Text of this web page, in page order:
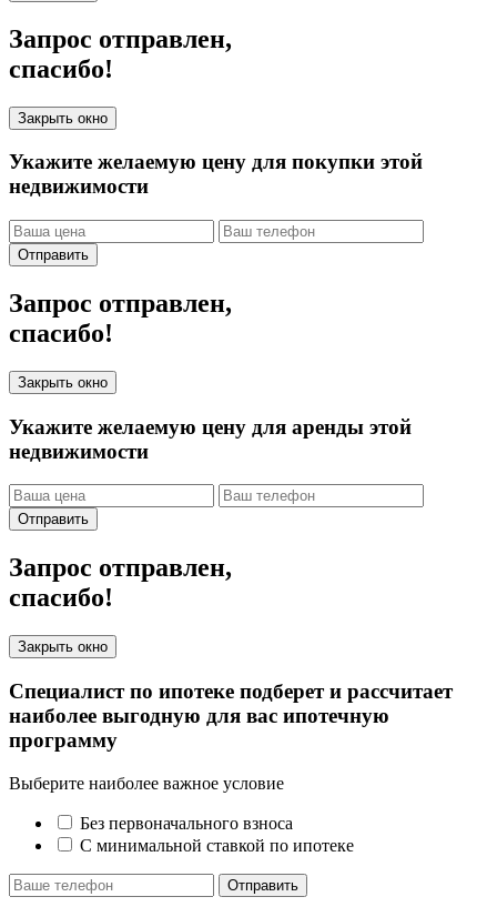
Запрос отправлен,
спасибо!
Закрыть окно
Укажите желаемую цену для покупки этой
недвижимости
Отправить
Запрос отправлен,
спасибо!
Закрыть окно
Укажите желаемую цену для аренды этой
недвижимости
Отправить
Запрос отправлен,
спасибо!
Закрыть окно
Специалист по ипотеке подберет и рассчитает
наиболее выгодную для вас ипотечную
программу
Выберите наиболее важное условие
Без первоначального взноса
С минимальной ставкой по ипотеке
Отправить